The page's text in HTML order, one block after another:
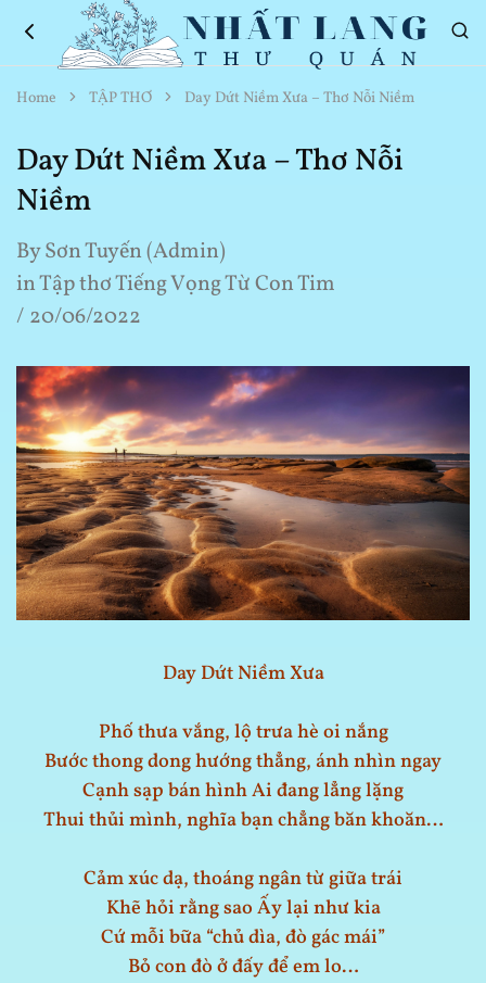
Nhất
Lang
Quán
Thơ
Hay
Cuộc
Sống
Home TẬP THƠ Day Dứt Niềm Xưa – Thơ Nỗi Niềm
Day Dứt Niềm Xưa – Thơ Nỗi
Niềm
BySơn Tuyến (Admin)
inTập thơ Tiếng Vọng Từ Con Tim
20/06/2022
Day Dứt Niềm Xưa
Phố thưa vắng, lộ trưa hè oi nắng
Bước thong dong hướng thẳng, ánh nhìn ngay
Cạnh sạp bán hình Ai đang lẳng lặng
Thui thủi mình, nghĩa bạn chẳng băn khoăn…
Cảm xúc dạ, thoáng ngân từ giữa trái
Khẽ hỏi rằng sao Ấy lại như kia
Cứ mỗi bữa “chủ dìa, đò gác mái”
Bỏ con đò ở đấy để em lo…